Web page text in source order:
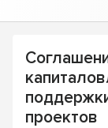
проектов